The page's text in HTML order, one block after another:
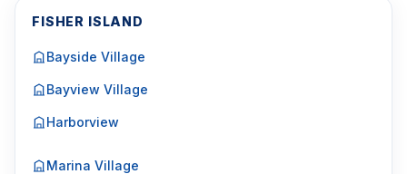
FISHER ISLAND
Bayside Village
Bayview Village
Harborview
Marina Village